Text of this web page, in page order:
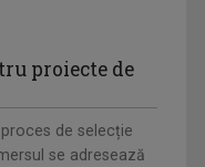
proiecte de
de selecție
se adresează